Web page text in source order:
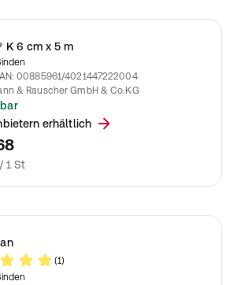
K 6 cm x 5 m
:00885961/4021447222004
& Rauscher GmbH & Co.KG
und Entlasten in der Traumatologie und
erhältlich
1 St
(1)